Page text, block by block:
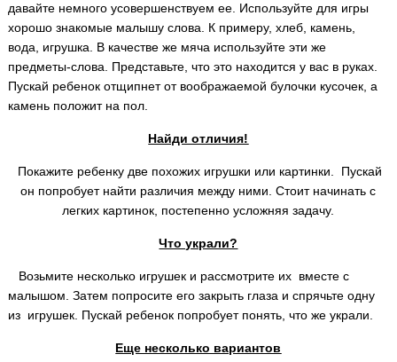
давайте немного усовершенствуем ее. Используйте для игры
хорошо знакомые малышу слова. К примеру, хлеб, камень,
вода, игрушка. В качестве же мяча используйте эти же
предметы-слова. Представьте, что это находится у вас в руках.
Пускай ребенок отщипнет от воображаемой булочки кусочек, а
камень положит на пол.
Найди отличия!
Покажите ребенку две похожих игрушки или картинки. Пускай
он попробует найти различия между ними. Стоит начинать с
легких картинок, постепенно усложняя задачу.
Что украли?
Возьмите несколько игрушек и рассмотрите их вместе с
малышом. Затем попросите его закрыть глаза и спрячьте одну
из игрушек. Пускай ребенок попробует понять, что же украли.
Еще несколько вариантов